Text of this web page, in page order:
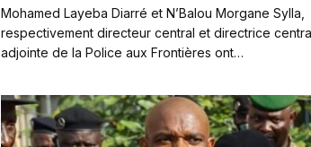
Mohamed Layeba Diarré et N’Balou Morgane Sylla,
respectivement directeur central et directrice
adjointe de la Police aux Frontières ont…